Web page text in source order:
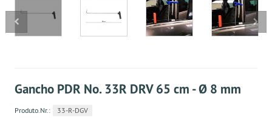
Gancho PDR No. 33R DRV 65 cm - Ø 8 mm
Produto.Nr.: 33-R-DGV